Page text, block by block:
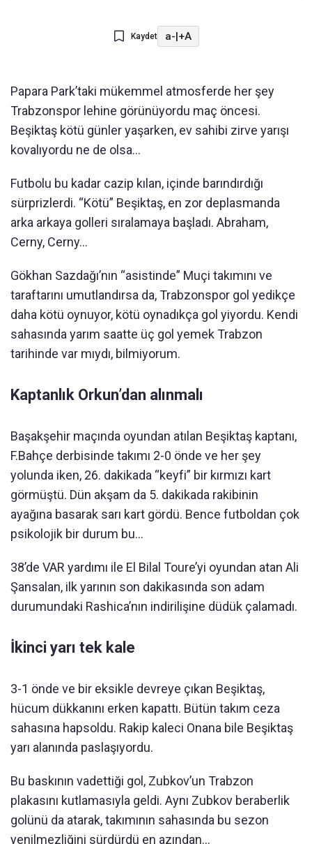
Kaydet a-|+A
Papara Park’taki mükemmel atmosferde her şey
Trabzonspor lehine görünüyordu maç öncesi.
Beşiktaş kötü günler yaşarken, ev sahibi zirve yarışı
kovalıyordu ne de olsa…
Futbolu bu kadar cazip kılan, içinde barındırdığı
sürprizlerdi. “Kötü” Beşiktaş, en zor deplasmanda
arka arkaya golleri sıralamaya başladı. Abraham,
Cerny, Cerny…
Gökhan Sazdağı’nın “asistinde” Muçi takımını ve
taraftarını umutlandırsa da, Trabzonspor gol yedikçe
daha kötü oynuyor, kötü oynadıkça gol yiyordu. Kendi
sahasında yarım saatte üç gol yemek Trabzon
tarihinde var mıydı, bilmiyorum.
Kaptanlık Orkun’dan alınmalı
Başakşehir maçında oyundan atılan Beşiktaş kaptanı,
F.Bahçe derbisinde takımı 2-0 önde ve her şey
yolunda iken, 26. dakikada “keyfi” bir kırmızı kart
görmüştü. Dün akşam da 5. dakikada rakibinin
ayağına basarak sarı kart gördü. Bence futboldan çok
psikolojik bir durum bu…
38’de VAR yardımı ile El Bilal Toure’yi oyundan atan Ali
Şansalan, ilk yarının son dakikasında son adam
durumundaki Rashica’nın indirilişine düdük çalamadı.
İkinci yarı tek kale
3-1 önde ve bir eksikle devreye çıkan Beşiktaş,
hücum dükkanını erken kapattı. Bütün takım ceza
sahasına hapsoldu. Rakip kaleci Onana bile Beşiktaş
yarı alanında paslaşıyordu.
Bu baskının vadettiği gol, Zubkov’un Trabzon
plakasını kutlamasıyla geldi. Aynı Zubkov beraberlik
golünü da atarak, takımının sahasında bu sezon
yenilmezliğini sürdürdü en azından…